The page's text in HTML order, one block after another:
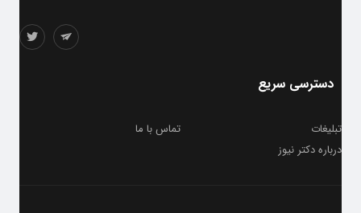
دسترسی سریع
تبلیغات
تماس با ما
درباره دکتر نیوز